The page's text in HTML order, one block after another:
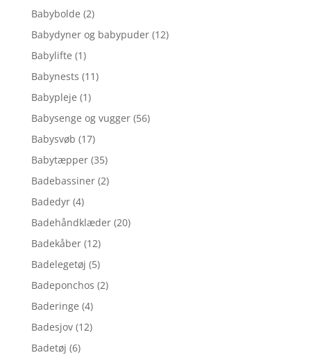
Babybolde (2)
Babydyner og babypuder (12)
Babylifte (1)
Babynests (11)
Babypleje (1)
Babysenge og vugger (56)
Babysvøb (17)
Babytæpper (35)
Badebassiner (2)
Badedyr (4)
Badehåndklæder (20)
Badekåber (12)
Badelegetøj (5)
Badeponchos (2)
Baderinge (4)
Badesjov (12)
Badetøj (6)